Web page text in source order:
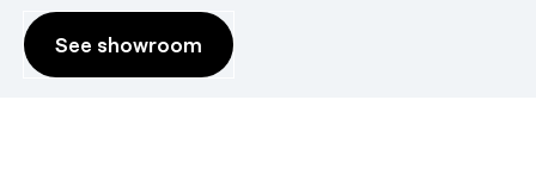
See showroom